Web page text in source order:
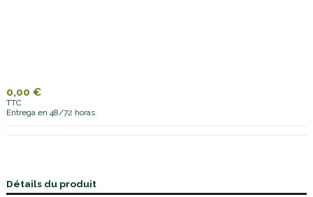
0,00 €
TTC
Entrega en 48/72 horas.
Détails du produit